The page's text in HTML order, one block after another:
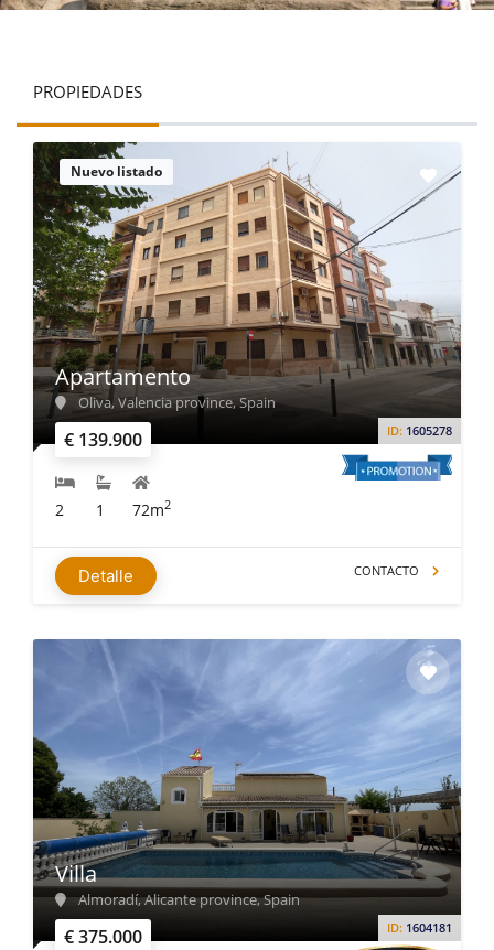
PROPIEDADES
Nuevo listado
€ 139.900 ID: 1605278
Apartamento
Oliva, Valencia province, Spain
2 1 72m2
Detalle CONTACTO
€ 375.000 ID: 1604181
Villa
Almoradí, Alicante province, Spain